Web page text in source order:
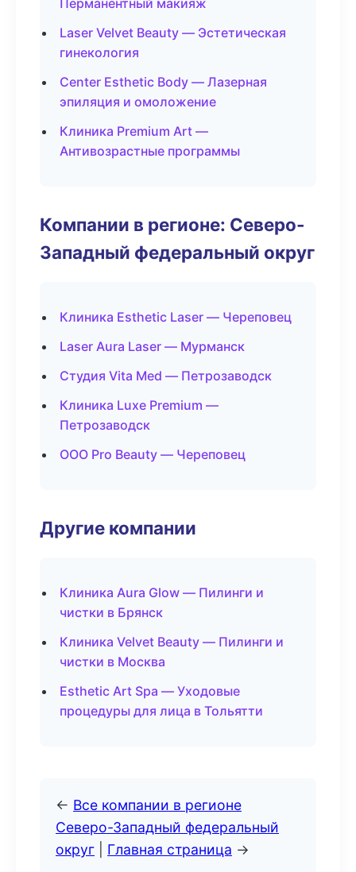
Перманентный макияж
Laser Velvet Beauty — Эстетическая
гинекология
Center Esthetic Body — Лазерная
эпиляция и омоложение
Клиника Premium Art —
Антивозрастные программы
Компании в регионе: Северо-
Западный федеральный округ
Клиника Esthetic Laser — Череповец
Laser Aura Laser — Мурманск
Студия Vita Med — Петрозаводск
Клиника Luxe Premium —
Петрозаводск
ООО Pro Beauty — Череповец
Другие компании
Клиника Aura Glow — Пилинги и
чистки в Брянск
Клиника Velvet Beauty — Пилинги и
чистки в Москва
Esthetic Art Spa — Уходовые
процедуры для лица в Тольятти
← Все компании в регионе
Северо-Западный федеральный
округ
Главная страница →